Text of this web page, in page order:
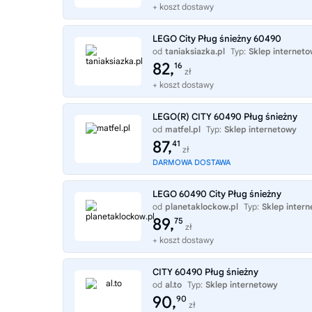
+ koszt dostawy
LEGO City Pług śnieżny 60490
od taniaksiazka.pl Typ: Sklep
82,16
zł
+ koszt dostawy
LEGO(R) CITY 60490 Pług śnieżny
od matfel.pl Typ: Sklep internetowy
87,41
zł
DARMOWA DOSTAWA
LEGO 60490 City Pług śnieżny
od planetaklockow.pl Typ: Sklep
89,75
zł
+ koszt dostawy
CITY 60490 Pług śnieżny
od al.to Typ: Sklep internetowy
90,90
zł